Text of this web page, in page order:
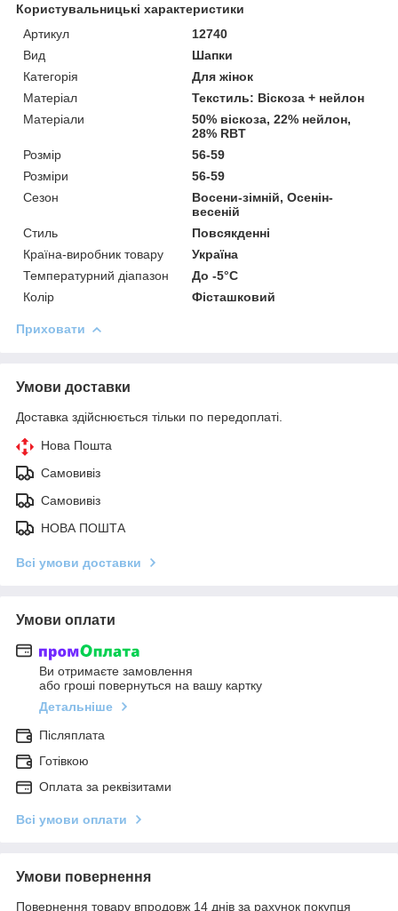
Користувальницькі характеристики
Артикул
12740
Вид
Шапки
Категорія
Для жінок
Матеріал
Текстиль: Віскоза + нейлон
Матеріали
50% віскоза, 22% нейлон,
28% RBT
Розмір
56-59
Розміри
56-59
Сезон
Восени-зімній, Осенін-
весеній
Стиль
Повсякденні
Країна-виробник товару
Україна
Температурний діапазон
До -5°C
Колір
Фісташковий
Приховати
Умови доставки
Доставка здійснюється тільки по передоплаті.
Нова Пошта
Самовивіз
Самовивіз
НОВА ПОШТА
Всі умови доставки
Умови оплати
Ви отримаєте замовлення
або гроші повернуться на вашу картку
Детальніше
Післяплата
Готівкою
Оплата за реквізитами
Всі умови оплати
Умови повернення
Повернення товару впродовж 14 днів за рахунок покупця